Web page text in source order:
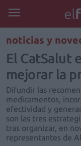
noticias y
El CatSalut
mejorar la
Difundir las
medicamentos,
efectividad y
son las tres
tras organizar, en
representantes de